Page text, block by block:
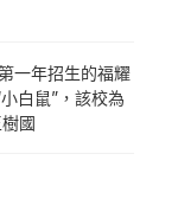
一年招生的福耀
白鼠”，該校為
國